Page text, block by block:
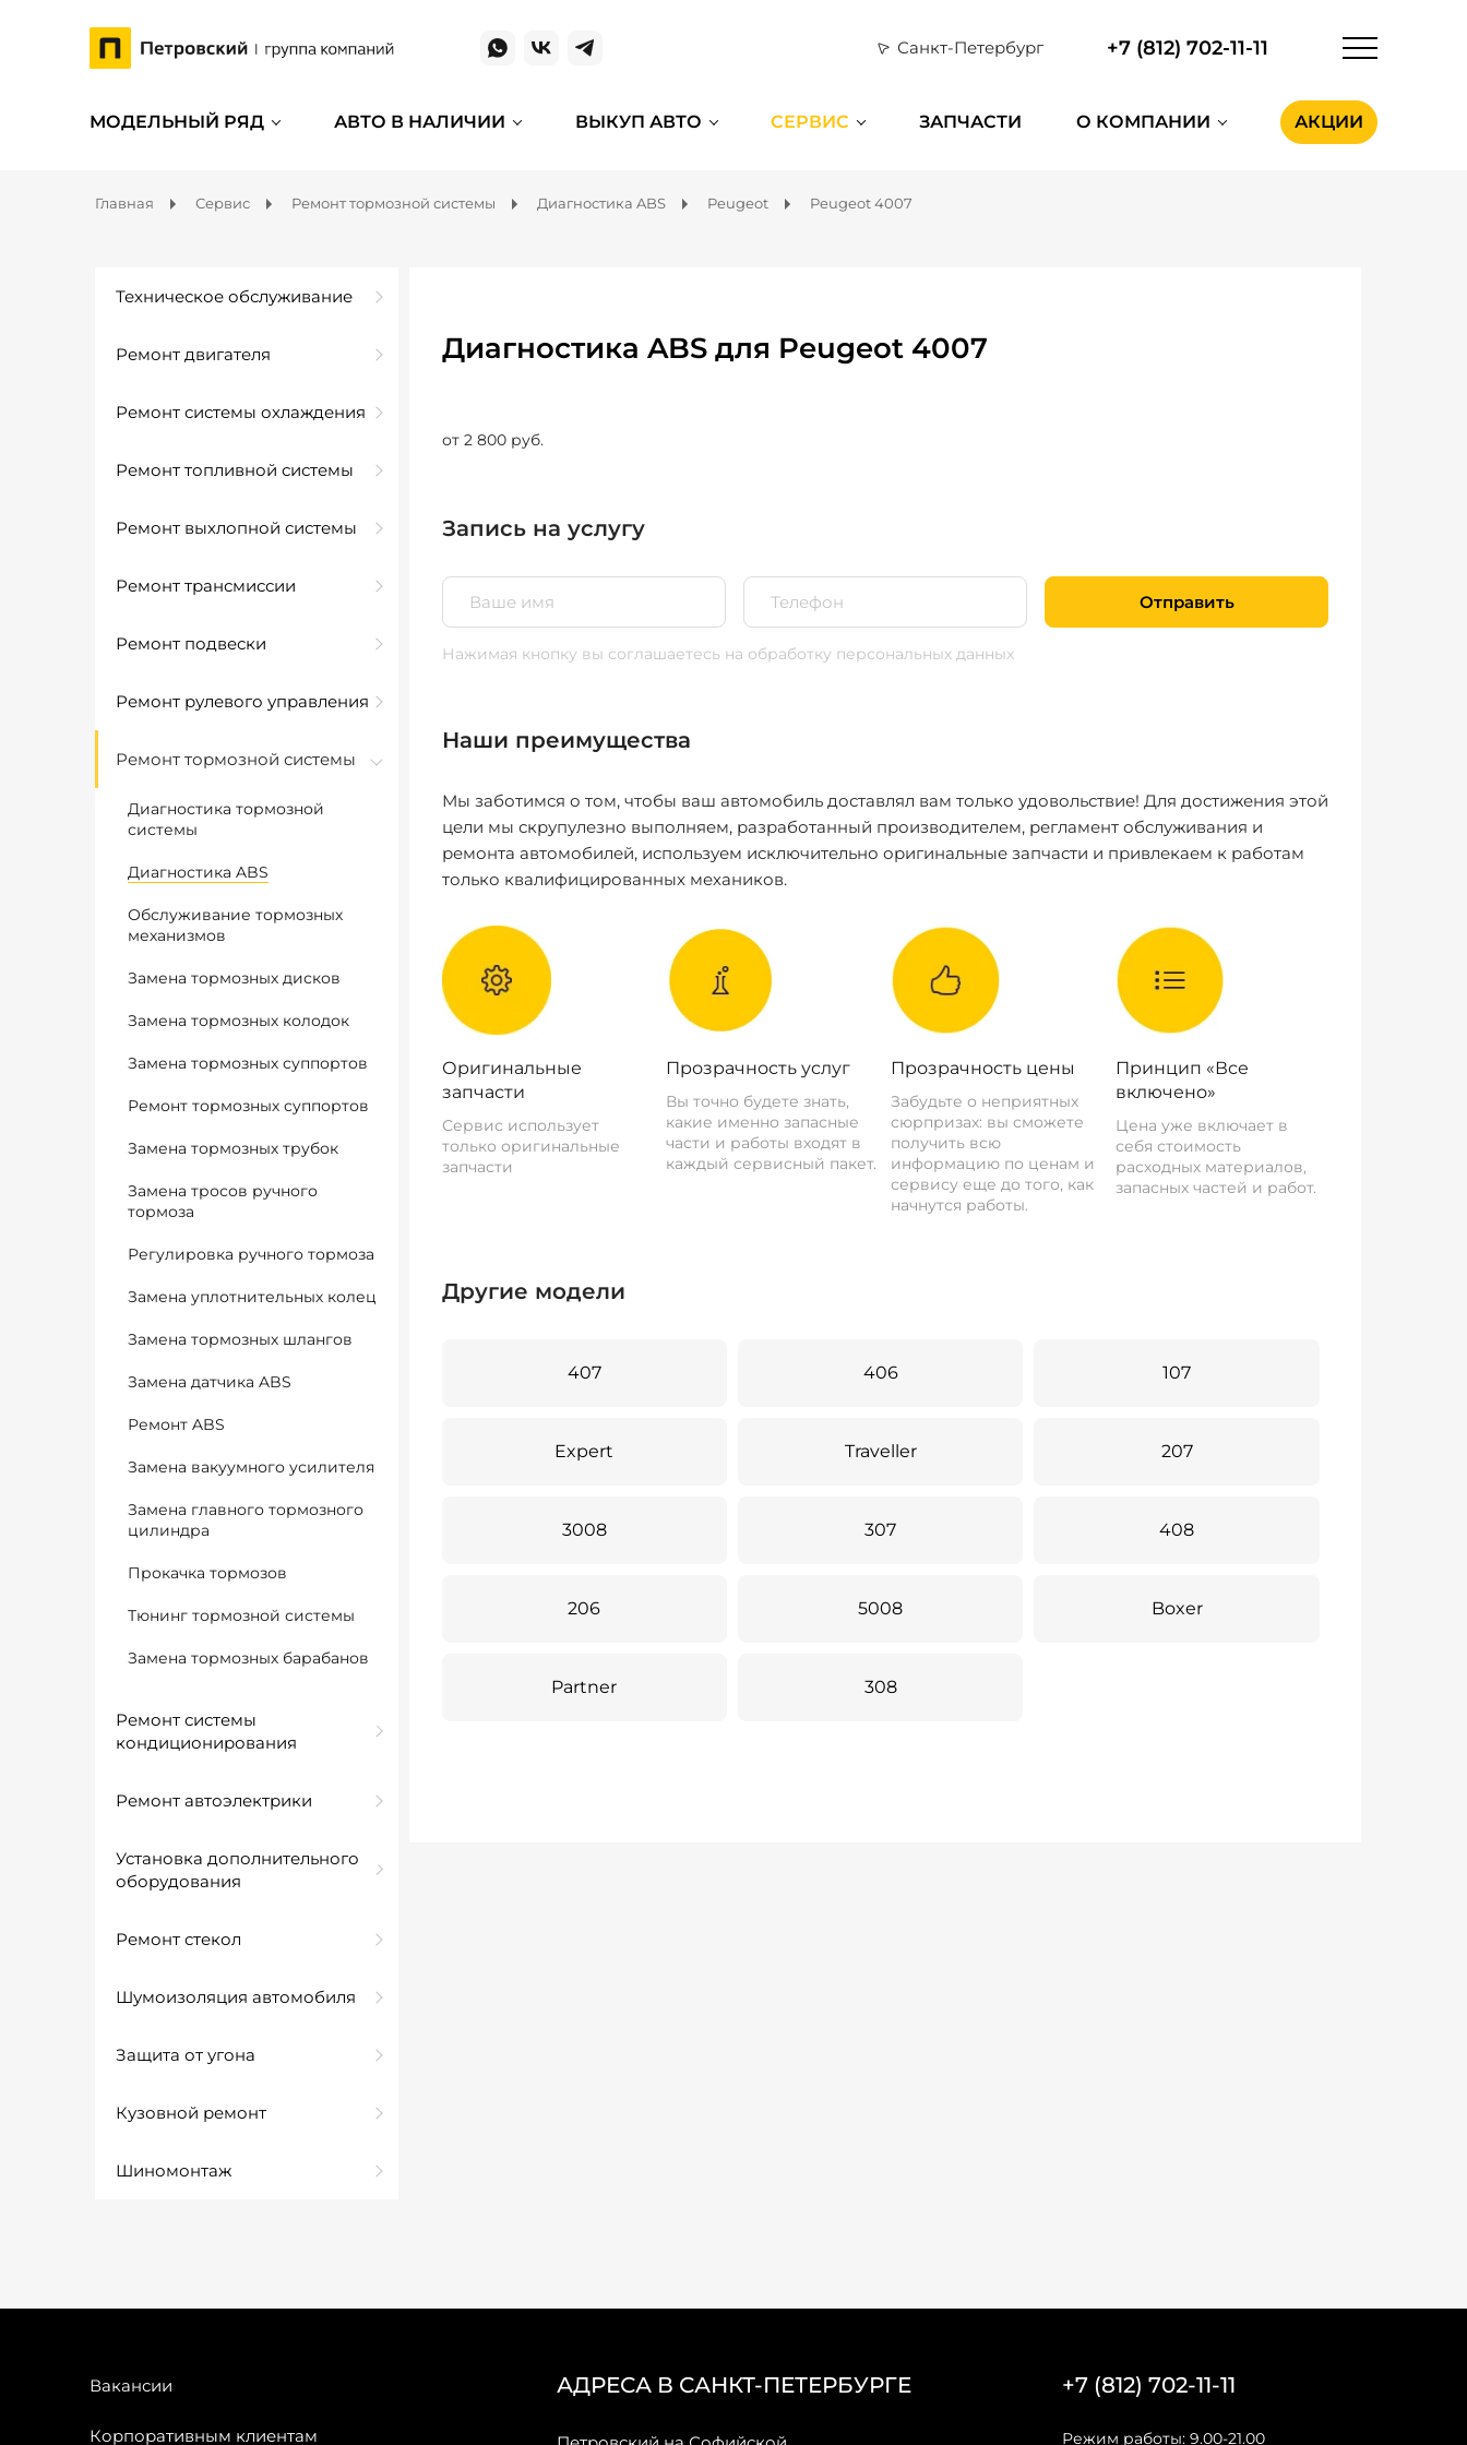
Санкт-Петербург +7 (812) 702-11-11
МОДЕЛЬНЫЙ РЯД АВТО В НАЛИЧИИ ВЫКУП АВТО СЕРВИС ЗАПЧАСТИ О КОМПАНИИ АКЦИИ
Главная Сервис Ремонт тормозной системы Диагностика ABS Peugeot Peugeot 4007
Техническое обслуживание
Ремонт двигателя
Ремонт системы охлаждения
Ремонт топливной системы
Ремонт выхлопной системы
Ремонт трансмиссии
Ремонт подвески
Ремонт рулевого управления
Ремонт тормозной системы
Диагностика тормозной
системы
Диагностика ABS
Обслуживание тормозных
механизмов
Замена тормозных дисков
Замена тормозных колодок
Замена тормозных суппортов
Ремонт тормозных суппортов
Замена тормозных трубок
Замена тросов ручного
тормоза
Регулировка ручного тормоза
Замена уплотнительных колец
Замена тормозных шлангов
Замена датчика ABS
Ремонт ABS
Замена вакуумного усилителя
Замена главного тормозного
цилиндра
Прокачка тормозов
Тюнинг тормозной системы
Замена тормозных барабанов
Ремонт системы
кондиционирования
Ремонт автоэлектрики
Установка дополнительного
оборудования
Ремонт стекол
Шумоизоляция автомобиля
Защита от угона
Кузовной ремонт
Шиномонтаж
Диагностика ABS для Peugeot 4007
от 2 800 руб.
Запись на услугу
Отправить
Нажимая кнопку вы соглашаетесь на обработку персональных данных
Наши преимущества
Мы заботимся о том, чтобы ваш автомобиль доставлял вам только удовольствие! Для достижения этой
цели мы скрупулезно выполняем, разработанный производителем, регламент обслуживания и
ремонта автомобилей, используем исключительно оригинальные запчасти и привлекаем к работам
только квалифицированных механиков.
Оригинальные
запчасти
Сервис использует
только оригинальные
запчасти
Прозрачность услуг
Вы точно будете знать,
какие именно запасные
части и работы входят в
каждый сервисный пакет.
Прозрачность цены
Забудьте о неприятных
сюрпризах: вы сможете
получить всю
информацию по ценам и
сервису еще до того, как
начнутся работы.
Принцип «Все
включено»
Цена уже включает в
себя стоимость
расходных материалов,
запасных частей и работ.
Другие модели
407 406 107
Expert Traveller 207
3008 307 408
206 5008 Boxer
Partner 308
Вакансии
Корпоративным клиентам
АДРЕСА В САНКТ-ПЕТЕРБУРГЕ +7 (812) 702-11-11
Режим работы: 9.00-21.00